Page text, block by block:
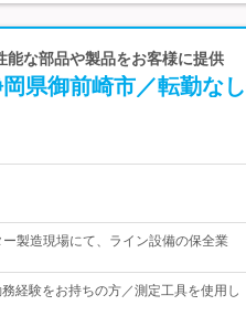
な部品や製品をお客様に提供
県御前崎市／転勤な
製造現場にて、ライン設備の保全業
経験をお持ちの方／測定工具を使用し